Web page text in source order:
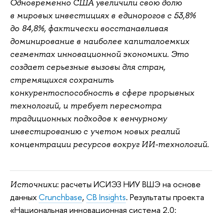
Одновременно США увеличили свою долю
в мировых инвестициях в единорогов с 53,8%
до 84,8%, фактически восстанавливая
доминирование в наиболее капиталоемких
сегментах инновационной экономики. Это
создает серьезные вызовы для стран,
стремящихся сохранить
конкурентоспособность в сфере прорывных
технологий, и требует пересмотра
традиционных подходов к венчурному
инвестированию с учетом новых реалий
концентрации ресурсов вокруг ИИ-технологий.
Источники: расчеты ИСИЭЗ НИУ ВШЭ на основе
данныхCrunchbase, CB Insights. Результаты проекта
«Национальная инновационная система 2.0: